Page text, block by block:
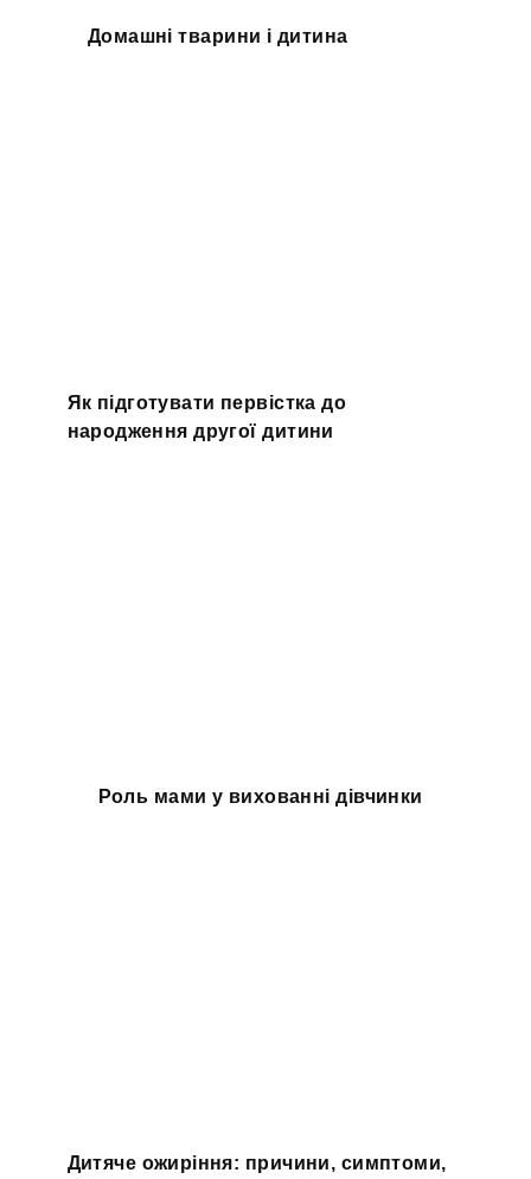
Домашні тварини і дитина
Як підготувати первістка до
народження другої дитини
Роль мами у вихованні дівчинки
Дитяче ожиріння: причини, симптоми,